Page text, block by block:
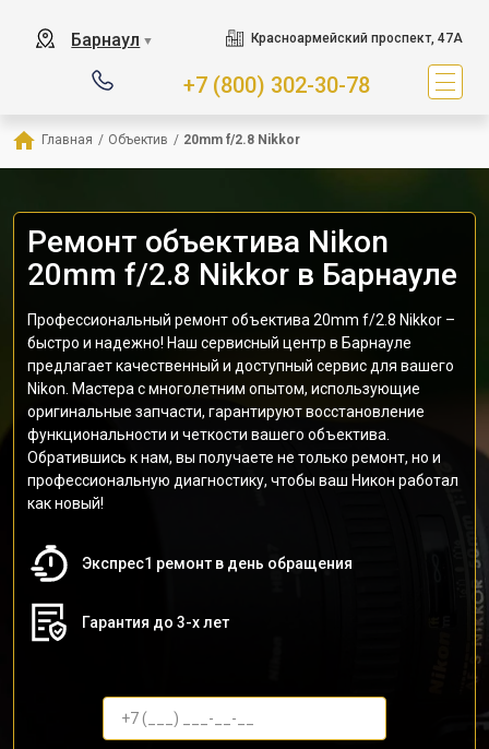
Барнаул ▼ Красноармейский проспект, 47А
+7 (800) 302-30-78
Главная / Объектив / 20mm f/2.8 Nikkor
Ремонт объектива Nikon
20mm f/2.8 Nikkor в Барнауле
Профессиональный ремонт объектива 20mm f/2.8 Nikkor –
быстро и надежно! Наш сервисный центр в Барнауле
предлагает качественный и доступный сервис для вашего
Nikon. Мастера с многолетним опытом, использующие
оригинальные запчасти, гарантируют восстановление
функциональности и четкости вашего объектива.
Обратившись к нам, вы получаете не только ремонт, но и
профессиональную диагностику, чтобы ваш Никон работал
как новый!
Экспрес1 ремонт в день обращения
Гарантия до 3-х лет